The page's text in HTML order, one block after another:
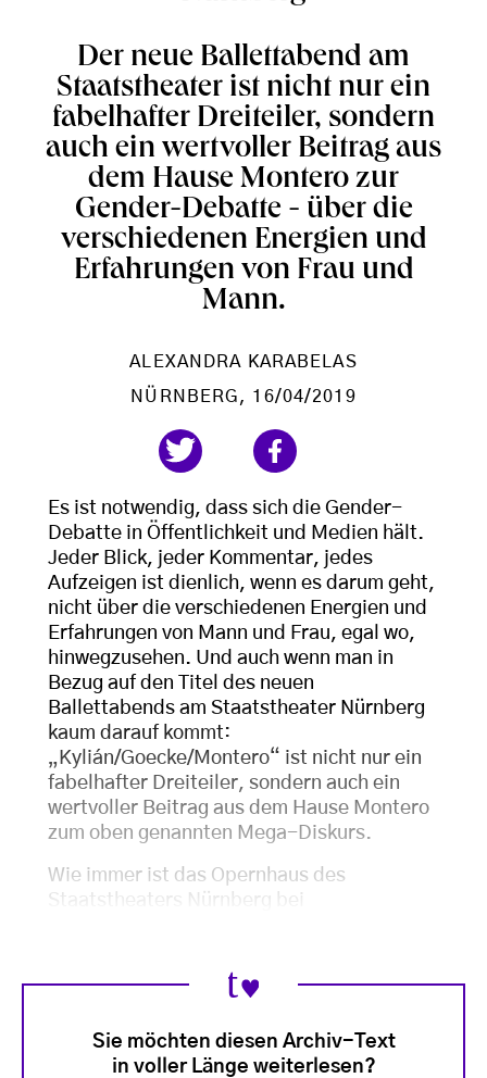
Der neue Ballettabend am
Staatstheater ist nicht nur ein
fabelhafter Dreiteiler, sondern
auch ein wertvoller Beitrag aus
dem Hause Montero zur
Gender-Debatte - über die
verschiedenen Energien und
Erfahrungen von Frau und
Mann.
ALEXANDRA KARABELAS
NÜRNBERG, 16/04/2019
Es ist notwendig, dass sich die Gender-
Debatte in Öffentlichkeit und Medien hält.
Jeder Blick, jeder Kommentar, jedes
Aufzeigen ist dienlich, wenn es darum geht,
nicht über die verschiedenen Energien und
Erfahrungen von Mann und Frau, egal wo,
hinwegzusehen. Und auch wenn man in
Bezug auf den Titel des neuen
Ballettabends am Staatstheater Nürnberg
kaum darauf kommt:
„Kylián/Goecke/Montero“ ist nicht nur ein
fabelhafter Dreiteiler, sondern auch ein
wertvoller Beitrag aus dem Hause Montero
zum oben genannten Mega-Diskurs.
Wie immer ist das Opernhaus des
Staatstheaters Nürnberg bei
Sie möchten diesen Archiv-Text
in voller Länge weiterlesen?